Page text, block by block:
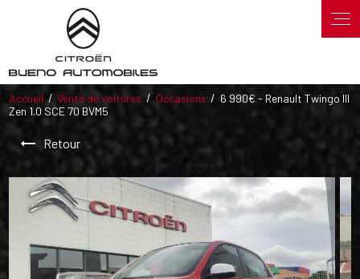
Accueil Vente de voitures Occasions
6 990€ - Renault Twingo III
Zen 1.0 SCE 70 BVM5
Retour
Panneau de gestion des cookies